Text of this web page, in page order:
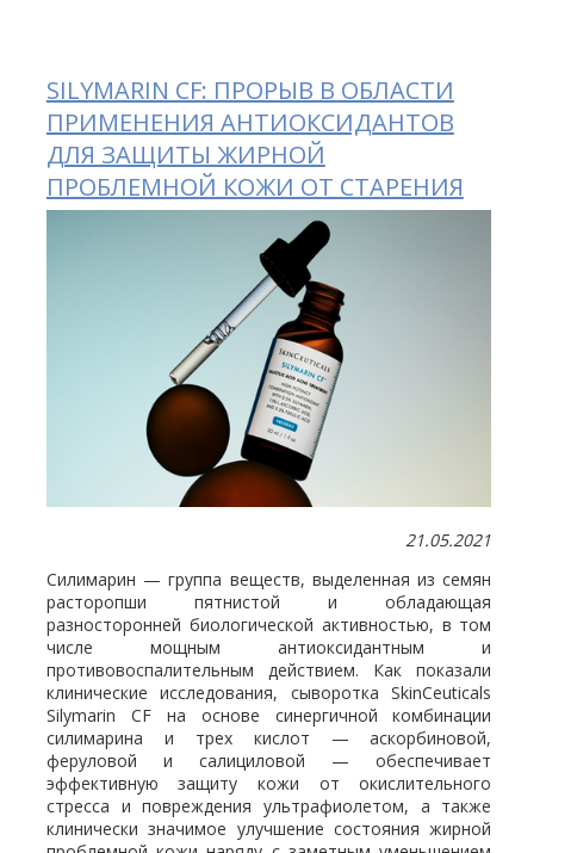
SILYMARIN CF: ПРОРЫВ В ОБЛАСТИ
ПРИМЕНЕНИЯ АНТИОКСИДАНТОВ
ДЛЯ ЗАЩИТЫ ЖИРНОЙ
ПРОБЛЕМНОЙ КОЖИ ОТ СТАРЕНИЯ
21.05.2021
Силимарин — группа веществ, выделенная из семян
расторопши пятнистой и обладающая
разносторонней биологической активностью, в том
числе мощным антиоксидантным и
противовоспалительным действием. Как показали
клинические исследования, сыворотка SkinCeuticals
Silymarin CF на основе синергичной комбинации
силимарина и трех кислот — аскорбиновой,
феруловой и салициловой — обеспечивает
эффективную защиту кожи от окислительного
стресса и повреждения ультрафиолетом, а также
клинически значимое улучшение состояния жирной